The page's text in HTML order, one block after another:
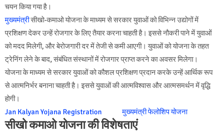
चयन किया गया है।
मुख्यमंत्रीसीखो-कमाओ योजना के माध्यम से सरकार युवाओं को विभिन्न उद्योगों में
प्रशिक्षण देकर उन्हें रोजगार के लिए तैयार करना चाहती है। इससे नौकरी पाने में युवाओं
को मदद मिलेगी, और बेरोजगारी दर में तेजी से कमी आएगी। युवाओं को योजना के तहत
ट्रेनिंग लेने के बाद, संबंधित संस्थानों में रोजगार प्राप्त करने का अवसर मिलेगा।
योजना के माध्यम से सरकार युवाओं को कौशल प्रशिक्षण प्रदान करके उन्हें आर्थिक रूप
से आत्मनिर्भर बनाना चाहती है। इससे युवाओं की आत्मविश्वास और आत्मसमर्थन में वृद्धि
होगी।
Jan Kalyan Yojana Registration
मुख्यमंत्री फेलोशिप योजना
सीखो कमाओ योजना की विशेषताएं